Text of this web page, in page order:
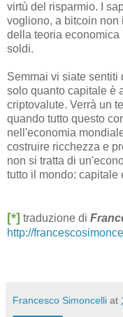
virtù del risparmio. I
vogliono, a bitcoin non
della teoria
soldi.
Semmai vi siate sentiti
solo quanto capitale è
criptovalute. Verrà un
quando tutto questo
nell'economia
costruire ricchezza e
non si tratta di
tutto il mondo: capitale
[*] traduzione di
http://
Francesco Simoncelli at